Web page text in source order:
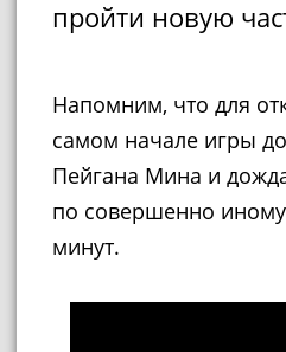
пройти новую
Напомним, что для
самом начале игры
Пейгана Мина и
по совершенно
минут.